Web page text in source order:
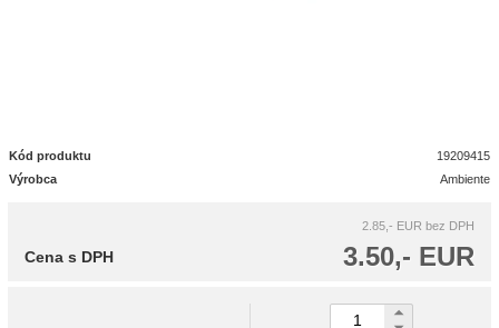
Kód produktu
19209415
Výrobca
Ambiente
2.85,- EUR bez DPH
3.50,- EUR
Cena s DPH